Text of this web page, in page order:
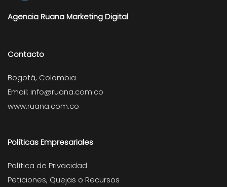
Agencia Ruana Marketing Digital
Contacto
Bogotá, Colombia
Email: info@ruana.com.co
www.ruana.com.co
Políticas Empresariales
Política de Privacidad
Peticiones, Quejas o Recursos